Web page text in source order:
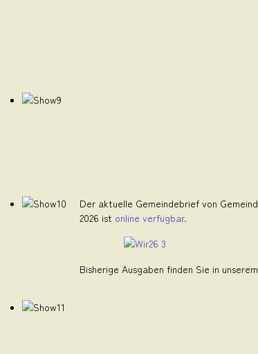
Der aktuelle Gemeindebrief von
2026 ist online verfügbar.
Bisherige Ausgaben finden Sie in unserem